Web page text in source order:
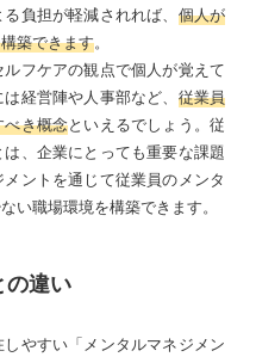
負担が軽減されれば、 個人が
築できます。
フケアの観点で個人が覚えて
経営陣や人事部など、 従業員
べき概念といえるでしょう。従
、企業にとっても重要な課題
ントを通じて従業員のメンタ
い職場環境を構築できます。
の違い
やすい「メンタルマネジメン